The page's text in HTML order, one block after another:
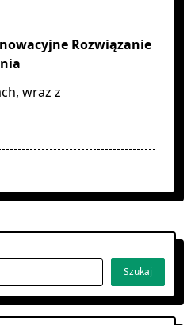
Rozwiązanie
wraz z
Szukaj